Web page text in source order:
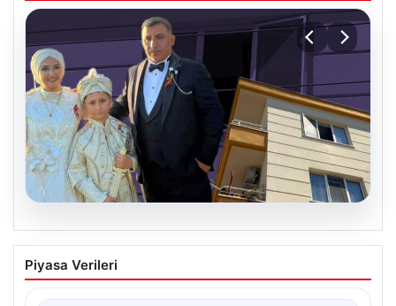
06.08.2026
Çanakkale’de böcek ilaçlaması felakete
dönüştü. Yusuf öldü, annesi yoğun
Piyasa Verileri